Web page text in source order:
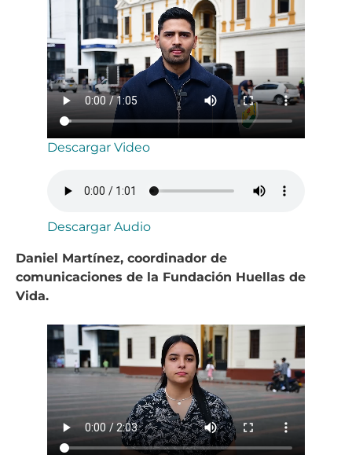
Descargar Video
Descargar Audio
Daniel Martínez, coordinador de
comunicaciones de la Fundación Huellas de
Vida.